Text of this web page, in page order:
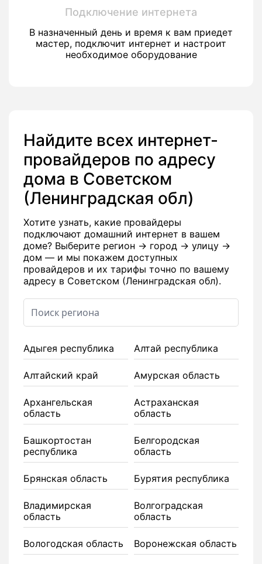
Подключение интернета
В назначенный день и время к вам приедет
мастер, подключит интернет и настроит
необходимое оборудование
Найдите всех интернет-
провайдеров по адресу
дома в Советском
(Ленинградская обл)
Хотите узнать, какие провайдеры
подключают домашний интернет в вашем
доме? Выберите регион → город → улицу →
дом — и мы покажем доступных
провайдеров и их тарифы точно по вашему
адресу в Советском (Ленинградская обл).
Адыгея республика Алтай республика
Алтайский край Амурская область
Архангельская
область
Астраханская
область
Башкортостан
республика
Белгородская
область
Брянская область Бурятия республика
Владимирская
область
Волгоградская
область
Вологодская область Воронежская область